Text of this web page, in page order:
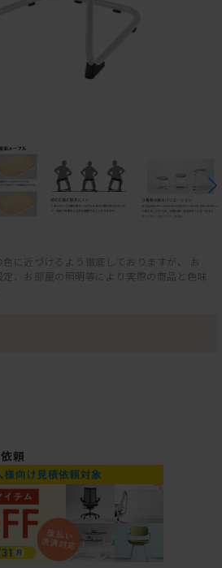
に近づけるよう徹底しておりますが、 お
、お部屋の照明等により実際の商品と色味
頼